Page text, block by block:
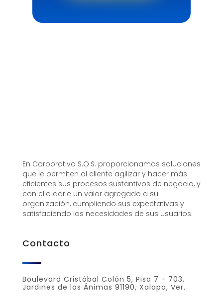
En Corporativo S.O.S. proporcionamos soluciones
que le permiten al cliente agilizar y hacer más
eficientes sus procesos sustantivos de negocio, y
con ello darle un valor agregado a su
organización, cumpliendo sus expectativas y
satisfaciendo las necesidades de sus usuarios.
Contacto
Boulevard Cristóbal Colón 5, Piso 7 - 703,
Jardines de las Ánimas 91190, Xalapa, Ver.